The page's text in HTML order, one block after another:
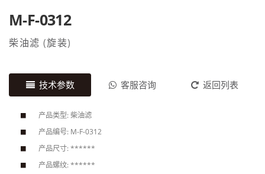
M-F-0312
柴油滤 (旋装)
技术参数 客服咨询 返回列表
产品类型: 柴油滤
产品编号: M-F-0312
产品尺寸: ******
产品螺纹: ******